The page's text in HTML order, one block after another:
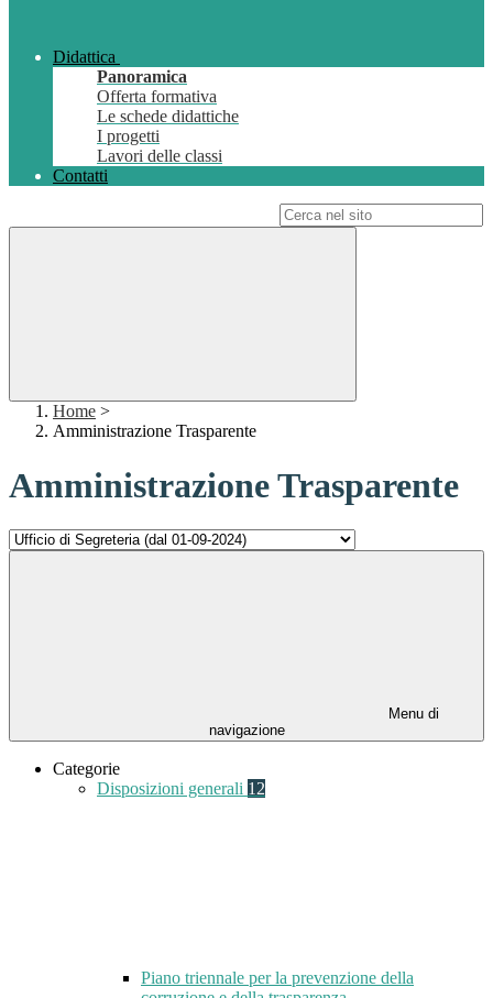
Didattica
Panoramica
Offerta formativa
Le schede didattiche
I progetti
Lavori delle classi
Contatti
Home >
Amministrazione Trasparente
Amministrazione Trasparente
Menu di
navigazione
Categorie
Disposizioni generali 12
Piano triennale per la prevenzione della